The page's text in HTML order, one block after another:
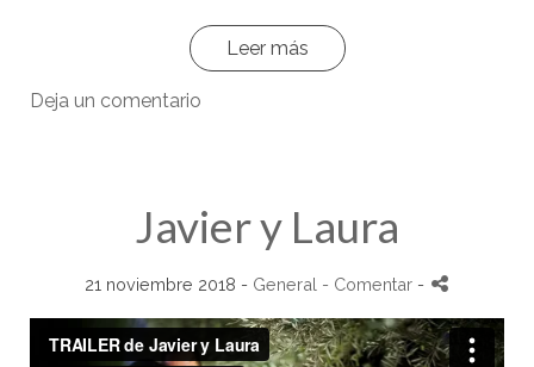
Leer más
Deja un comentario
Javier y Laura
21 noviembre 2018 - General - Comentar -